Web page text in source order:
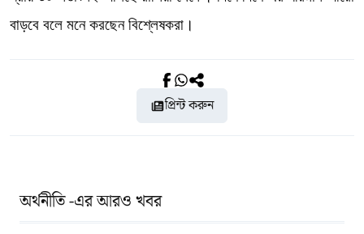
বাড়বে বলে মনে করছেন বিশ্লেষকরা।
প্রিন্ট করুন
অর্থনীতি -এর আরও খবর